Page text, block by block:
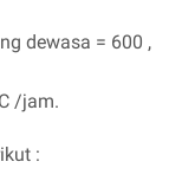
dewasa = 600 ,
/jam.
: